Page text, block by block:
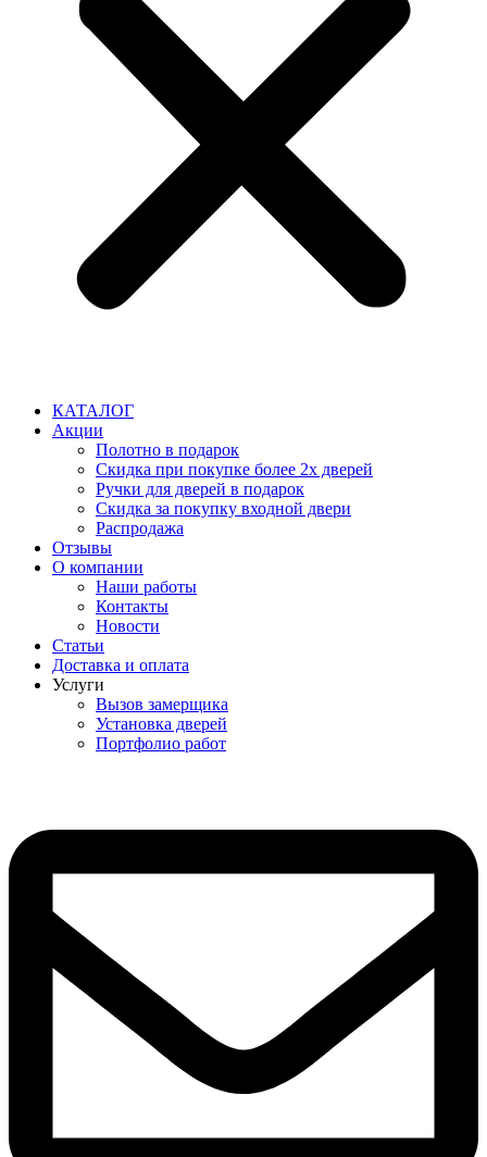
КАТАЛОГ
Акции
Полотно в подарок
Скидка при покупке более 2х дверей
Ручки для дверей в подарок
Скидка за покупку входной двери
Распродажа
Отзывы
О компании
Наши работы
Контакты
Новости
Статьи
Доставка и оплата
Услуги
Вызов замерщика
Установка дверей
Портфолио работ